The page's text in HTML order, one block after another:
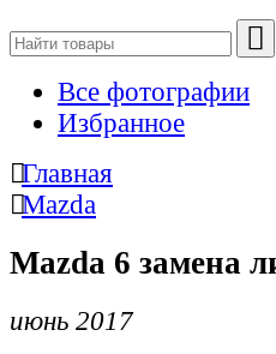
Все фотографии
Избранное
Главная
Mazda
Mazda 6 замена
июнь 2017